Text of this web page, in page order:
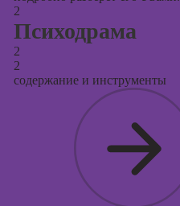
2
Психодрама
2
2
содержание и инструменты